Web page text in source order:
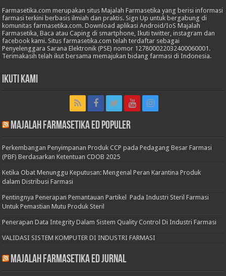
Farmasetika.com merupakan situs Majalah Farmasetika yang berisi informasi
farmasi terkini berbasis ilmiah dan praktis. Sign Up untuk bergabung di
komunitas farmasetika.com. Download aplikasi Android/IoS Majalah
Farmasetika, Baca atau Caping di smartphone, Ikuti twitter, instagram dan
facebook kami. Situs farmasetika.com telah terdaftar sebagai
Penyelenggara Sarana Elektronik (PSE) nomor 127800022032400060001.
Terimakasih telah ikut bersama memajukan bidang farmasi di Indonesia.
Ikuti Kami
Majalah Farmasetika Ed Populer
Perkembangan Penyimpanan Produk CCP pada Pedagang Besar Farmasi
(PBF) Berdasarkan Ketentuan CDOB 2025
Ketika Obat Menunggu Keputusan: Mengenal Peran Karantina Produk
dalam Distribusi Farmasi
Pentingnya Penerapan Pemantauan Partikel Pada Industri Steril Farmasi
Untuk Pemastian Mutu Produk Steril
Penerapan Data Integrity Dalam Sistem Quality Control Di Industri Farmasi
VALIDASI SISTEM KOMPUTER DI INDUSTRI FARMASI
Majalah Farmasetika Ed Jurnal